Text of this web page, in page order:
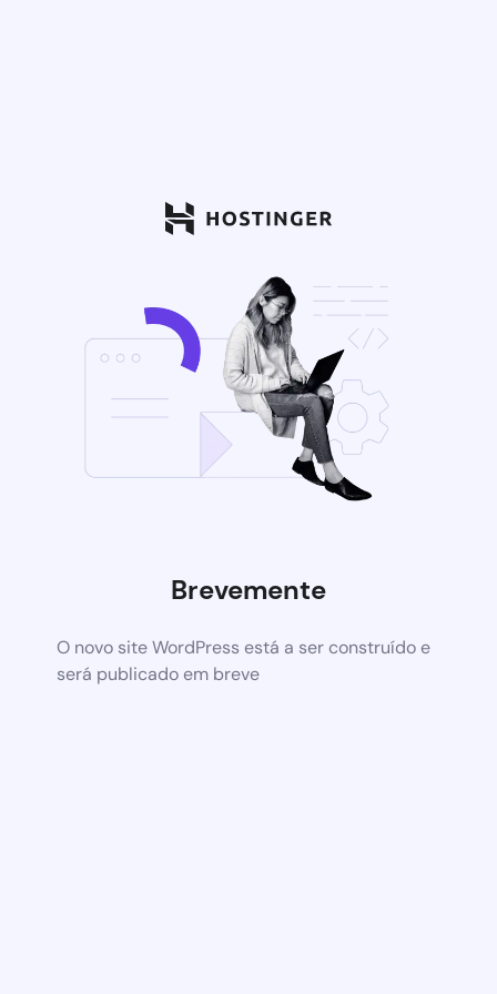
Brevemente
O novo site WordPress está a ser construído e
será publicado em breve